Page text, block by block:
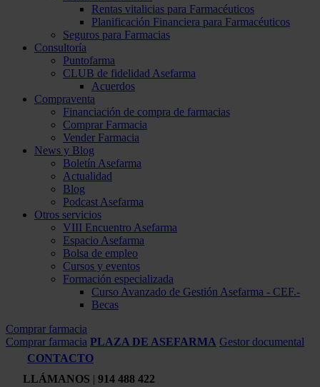
Rentas vitalicias para Farmacéuticos
Planificación Financiera para Farmacéuticos
Seguros para Farmacias
Consultoría
Puntofarma
CLUB de fidelidad Asefarma
Acuerdos
Compraventa
Financiación de compra de farmacias
Comprar Farmacia
Vender Farmacia
News y Blog
Boletín Asefarma
Actualidad
Blog
Podcast Asefarma
Otros servicios
VIII Encuentro Asefarma
Espacio Asefarma
Bolsa de empleo
Cursos y eventos
Formación especializada
Curso Avanzado de Gestión Asefarma - CEF.-
Becas
Comprar farmacia
Comprar farmacia PLAZA DE ASEFARMA Gestor documental
CONTACTO
LLÁMANOS | 914 488 422